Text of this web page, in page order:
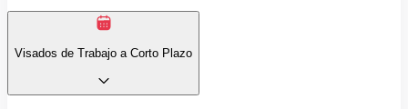
Visados de Trabajo a Corto Plazo